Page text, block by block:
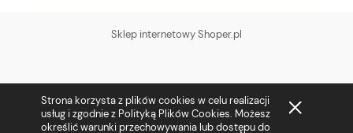
Strona korzysta z plików cookies w celu realizacji
usług i zgodnie z Polityką Plików Cookies. Możesz
określić warunki przechowywania lub dostępu do
Sklep internetowy Shoper.pl